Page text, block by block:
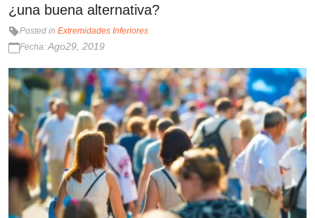
¿una buena alternativa?
Posted in Extremidades Inferiores
Fecha:Ago29, 2019